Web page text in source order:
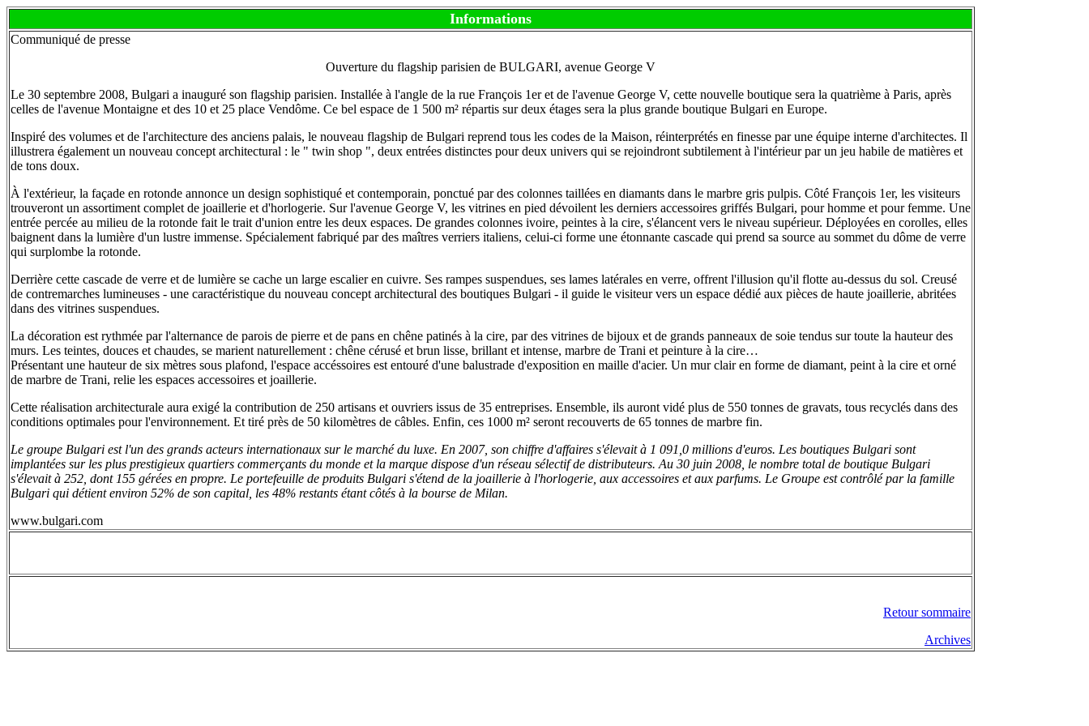
Informations
Communiqué de presse
Ouverture du flagship parisien de BULGARI, avenue George V
Le 30 septembre 2008, Bulgari a inauguré son flagship parisien. Installée à l'angle de la rue François 1er et de l'avenue George V, cette nouvelle boutique sera la quatrième à Paris, après
celles de l'avenue Montaigne et des 10 et 25 place Vendôme. Ce bel espace de 1 500 m² répartis sur deux étages sera la plus grande boutique Bulgari en Europe.
Inspiré des volumes et de l'architecture des anciens palais, le nouveau flagship de Bulgari reprend tous les codes de la Maison, réinterprétés en finesse par une équipe interne d'architectes. Il
illustrera également un nouveau concept architectural : le " twin shop ", deux entrées distinctes pour deux univers qui se rejoindront subtilement à l'intérieur par un jeu habile de matières et
de tons doux.
À l'extérieur, la façade en rotonde annonce un design sophistiqué et contemporain, ponctué par des colonnes taillées en diamants dans le marbre gris pulpis. Côté François 1er, les visiteurs
trouveront un assortiment complet de joaillerie et d'horlogerie. Sur l'avenue George V, les vitrines en pied dévoilent les derniers accessoires griffés Bulgari, pour homme et pour femme. Une
entrée percée au milieu de la rotonde fait le trait d'union entre les deux espaces. De grandes colonnes ivoire, peintes à la cire, s'élancent vers le niveau supérieur. Déployées en corolles, elles
baignent dans la lumière d'un lustre immense. Spécialement fabriqué par des maîtres verriers italiens, celui-ci forme une étonnante cascade qui prend sa source au sommet du dôme de verre
qui surplombe la rotonde.
Derrière cette cascade de verre et de lumière se cache un large escalier en cuivre. Ses rampes suspendues, ses lames latérales en verre, offrent l'illusion qu'il flotte au-dessus du sol. Creusé
de contremarches lumineuses - une caractéristique du nouveau concept architectural des boutiques Bulgari - il guide le visiteur vers un espace dédié aux pièces de haute joaillerie, abritées
dans des vitrines suspendues.
La décoration est rythmée par l'alternance de parois de pierre et de pans en chêne patinés à la cire, par des vitrines de bijoux et de grands panneaux de soie tendus sur toute la hauteur des
murs. Les teintes, douces et chaudes, se marient naturellement : chêne cérusé et brun lisse, brillant et intense, marbre de Trani et peinture à la cire…
Présentant une hauteur de six mètres sous plafond, l'espace accéssoires est entouré d'une balustrade d'exposition en maille d'acier. Un mur clair en forme de diamant, peint à la cire et orné
de marbre de Trani, relie les espaces accessoires et joaillerie.
Cette réalisation architecturale aura exigé la contribution de 250 artisans et ouvriers issus de 35 entreprises. Ensemble, ils auront vidé plus de 550 tonnes de gravats, tous recyclés dans des
conditions optimales pour l'environnement. Et tiré près de 50 kilomètres de câbles. Enfin, ces 1000 m² seront recouverts de 65 tonnes de marbre fin.
Le groupe Bulgari est l'un des grands acteurs internationaux sur le marché du luxe. En 2007, son chiffre d'affaires s'élevait à 1 091,0 millions d'euros. Les boutiques Bulgari sont
implantées sur les plus prestigieux quartiers commerçants du monde et la marque dispose d'un réseau sélectif de distributeurs. Au 30 juin 2008, le nombre total de boutique Bulgari
s'élevait à 252, dont 155 gérées en propre. Le portefeuille de produits Bulgari s'étend de la joaillerie à l'horlogerie, aux accessoires et aux parfums. Le Groupe est contrôlé par la famille
Bulgari qui détient environ 52% de son capital, les 48% restants étant côtés à la bourse de Milan.
www.bulgari.com
Retour sommaire
Archives